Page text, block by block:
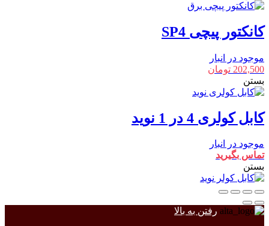
کانکتور پیچی SP4
موجود در انبار
202,500 تومان
بستن
کابل کولری 4 در 1 نوید
موجود در انبار
تماس بگیرید
بستن
رفتن به بالا